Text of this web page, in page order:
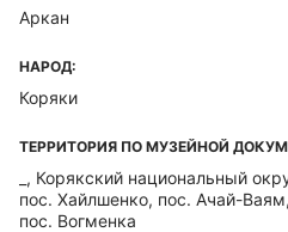
Аркан
НАРОД:
Коряки
ТЕРРИТОРИЯ ПО МУЗЕЙНОЙ
_, Корякский национальный
пос. Хайлшенко, пос. Ачай-
пос. Вогменка